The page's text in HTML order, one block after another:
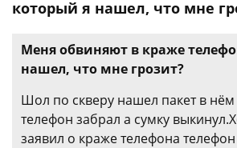
который я нашел, что мне
Меня обвиняют в краже
нашел, что мне грозит?
Шол по скверу нашел пакет в
телефон забрал а сумку
заявил о краже телефона